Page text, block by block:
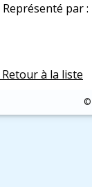
Représenté par :
Retour à la liste
©